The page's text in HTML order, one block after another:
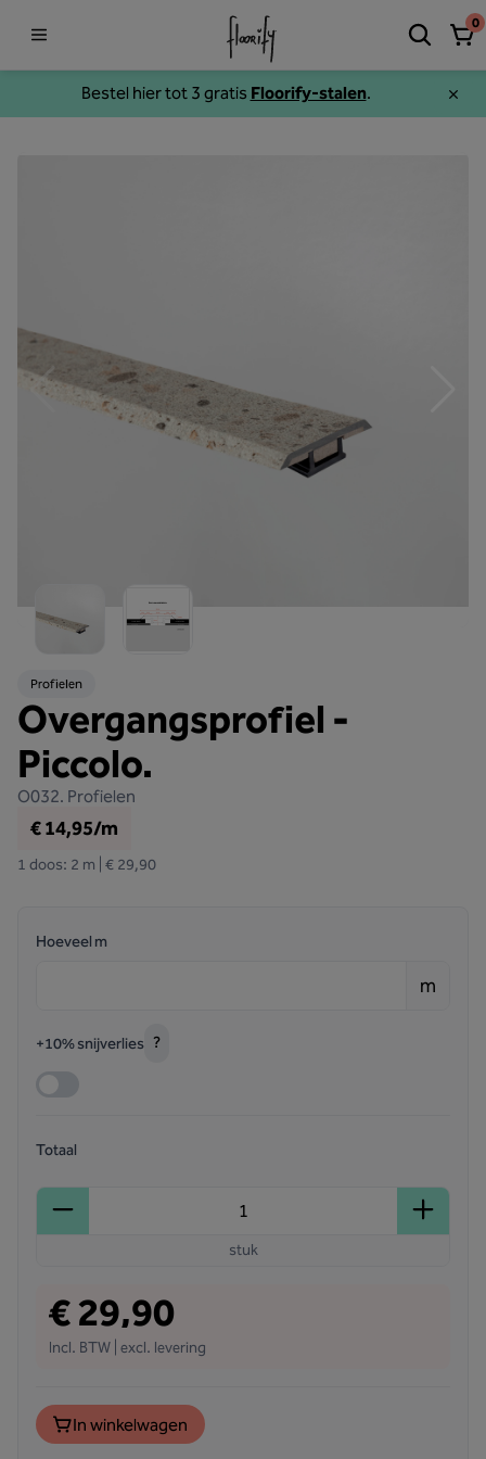
Bestel hier tot 3 gratis Floorify-stalen.
0
Profielen
Overgangsprofiel -
Piccolo.
O032. Profielen
€ 14,95/m
1 doos: 2 m | € 29,90
Hoeveel m
m
+10% snijverlies ?
Totaal
stuk
€ 29,90
Incl. BTW | excl. levering
In winkelwagen